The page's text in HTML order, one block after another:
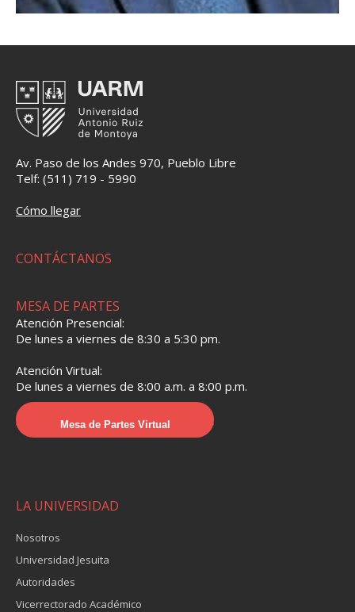
Av. Paso de los Andes 970, Pueblo Libre
Telf: (511) 719 - 5990
Cómo llegar
CONTÁCTANOS
MESA DE PARTES
Atención Presencial:
De lunes a viernes de 8:30 a 5:30 pm.
Atención Virtual:
De lunes a viernes de 8:00 a.m. a 8:00 p.m.
Mesa de Partes Virtual
LA UNIVERSIDAD
Nosotros
Universidad Jesuita
Autoridades
Vicerrectorado Académico